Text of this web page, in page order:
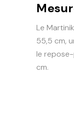
Le
55,5 cm,
le
cm.